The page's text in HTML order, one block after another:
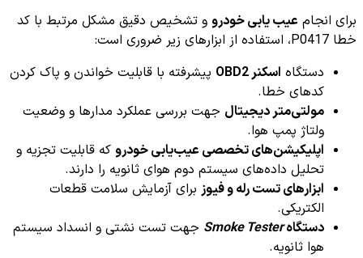
برای انجام عیب یابی خودرو و تشخیص دقیق مشکل مرتبط با کد
خطا P0417، استفاده از ابزارهای زیر ضروری است:
دستگاه اسکنر OBD2
پیشرفته با قابلیت خواندن و پاک کردن
کدهای خطا.
مولتی‌متر دیجیتال جهت بررسی عملکرد مدارها و وضعیت
ولتاژ پمپ هوا.
اپلیکیشن‌های تخصصی عیب‌یابی خودرو که قابلیت تجزیه و
تحلیل داده‌های سیستم دوم هوای ثانویه را دارند.
ابزارهای تست رله و فیوز برای آزمایش سلامت قطعات
الکتریکی.
دستگاهSmoke Tester جهت تست نشتی و انسداد سیستم
هوا ثانویه.